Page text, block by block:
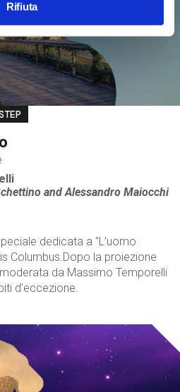
Rifiuta
andAlessandro Maiocchi
dedicata a "L’uomo
Columbus.Dopo la proiezione
da Massimo Temporelli
d'eccezione.